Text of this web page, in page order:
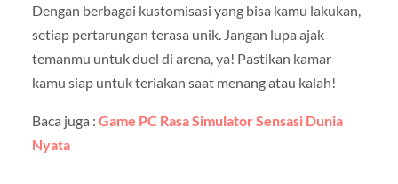
Dengan berbagai kustomisasi yang bisa kamu lakukan,
setiap pertarungan terasa unik. Jangan lupa ajak
temanmu untuk duel di arena, ya! Pastikan kamar
kamu siap untuk teriakan saat menang atau kalah!
Baca juga : Game PC Rasa Simulator Sensasi Dunia
Nyata